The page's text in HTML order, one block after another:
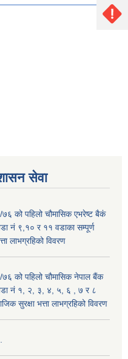
सेवा
को पहिलो चौमासिक एभरेष्ट बैकं
वडा नं ९,१० र ११ वडाका सम्पूर्ण
लाभग्रहिको विवरण
को पहिलो चौमासिक नेपाल बैंक
वडा नं १, २, ३, ४, ५, ६ , ७ र ८
सुरक्षा भत्ता लाभग्रहिको विवरण